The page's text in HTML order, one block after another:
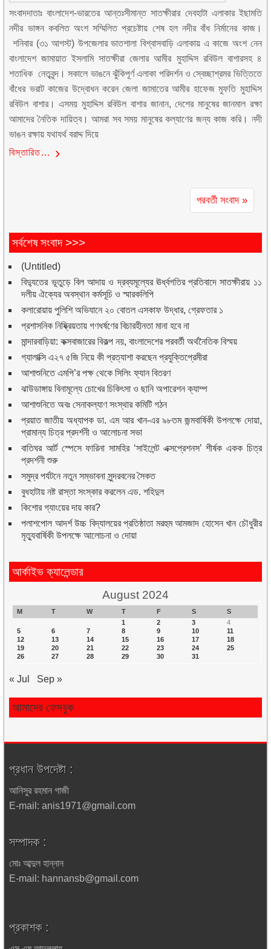
সংবাদদাতাঃ বাংলাদেশ-ভারতের আন্তঃসীমান্ত সাতক্ষীরার দেবহাটা এলাকার ইছামতি
নদীর ভাঙ্গন কবলিত অংশ সম্মিলিত প্রচেষ্টায় শেষ হল নদীর বাঁধ নির্মানের কাজ।
শনিবার (৩১ আগস্ট) উপজেলার ভাতশালা বিশ্বাসবাড়ি এলাকায় এ কাজে অংশ নেন
বাংলাদেশ জামায়াত ইসলামি সাতক্ষীরা জেলার আমীর মুহাদ্দিস রবিউল বাশারসহ ৪
শতাধিক নেতৃবৃন্দ। সকালে ভাঙনে ঝুঁকিপূর্ণ এলাকা পরিদর্শন ও স্বেচ্ছাশ্রমর ভিত্তিতে
বাঁধের ভরাট কাজের উদ্বোধন করেন জেলা জামাতের আমীর হাফেজ মুফতি মুহাদ্দিস
রবিউল বাশার। এসময় মুহাদ্দিস রবিউল বাশার জানান, দেশের মানুষের জানমাল রক্ষা
আমাদের নৈতিক দায়িত্ব। আমরা সব সময় মানুষের কল্যাণের জন্য কাজ করি। নদী
ভাঙন রক্ষায় যথাযর্থ বরাদ্দ দিয়ে
বিস্তারিত…
পরবর্তী সংবাদ »
সর্বশেষ সংবাদ >>>
(Untitled)
বিদ্যুতের ভূতুড়ে বিল আদায় ও দ্রব্যমূল্যের ঊর্ধ্বগতির প্রতিবাদে সাতক্ষীরায় ১১
দলীয় ঐক্যের অবস্থান কর্মসূচি ও স্মারকলিপি
কলারোয়ায় পুলিশি অভিযানে ২০ বোতল এসকাফ উদ্ধার, গ্রেফতার ১
প্রশাসনিক নিষ্ক্রিয়তায় গণধর্ষণের বিচারহীনতা মানা হবে না
মান্দারবাড়িয়া: কক্সবাজারের বিকল্প নয়, বাংলাদেশের পরবর্তী অর্থনৈতিক বিস্ময়
গ্যালাক্সি এ২৭ ৫জি নিয়ে কী প্রত্যাশা করছেন প্রযুক্তিপ্রেমীরা
আশাশুনিতে এমপি’র পক্ষ থেকে সিলিং ফ্যান বিতরণ
ঝাউডাঙ্গায় বিনামূল্যে চোখের চিকিৎসা ও ছানি অপারেশন ক্যাম্প
আশাশুনিতে অবঃ সেনাকল্যাণ সংস্থার কমিটি গঠন
প্রয়াত জাতীয় অধ্যাপক ডা. এম আর খান-এর ৯৮তম জন্মবার্ষিকী উপলক্ষে দোয়া,
প্রামান্য চিত্র প্রদর্শনী ও আলোচনা সভা
বাতিঘর আর্ট স্পেসে ফারিনা সামহির ‘সাইলেন্ট এক্সপ্রেশনস’ শীর্ষক একক চিত্র
প্রদর্শনী শুরু
সমুদ্র পর্যটনে নতুন সম্ভাবনা সুন্দরবনের সৈকত
বুধহাটায় নষ্ট রাস্তা সংস্কার করলেন এড. শহিদুল
কিশোর গ্যাংয়ের দায় কার?
পলাশপোল আদর্শ উচ্চ বিদ্যালয়ের প্রতিষ্ঠাতা মরহুম আমজাদ হোসেন খান চৌধুরীর
মৃত্যুবার্ষিকী উপলক্ষে আলোচনা ও দোয়া
আর্কাইভ ক্যালেন্ডার
August 2024
M T W T F S
S
1
2 3
4
5
6 7 8 9 10
11
12
13 14 15 16 17
18
19
20 21 22 23 24
25
26
27 28 29 30 31
« Jul Sep »
আমাদের ফেসবুক
প্রধান উপদেষ্টা :
আনিসুর রহমান গাজী
E-mail: anis1971@gmail.com
সম্পাদক :
মোঃ আব্দুল হান্নান
E-mail: hannansb@gmail.com
প্রকাশক :